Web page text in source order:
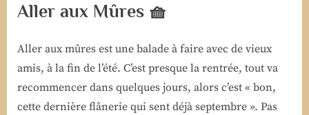
Aller aux Mûres 🧺
Aller aux mûres est une balade à faire avec de vieux
amis, à la fin de l’été. C’est presque la rentrée, tout va
recommencer dans quelques jours, alors c’est « bon,
cette dernière flânerie qui sent déjà septembre ». Pas